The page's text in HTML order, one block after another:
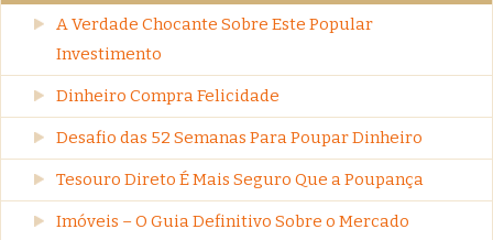
A Verdade Chocante Sobre Este Popular
Investimento
Dinheiro Compra Felicidade
Desafio das 52 Semanas Para Poupar Dinheiro
Tesouro Direto É Mais Seguro Que a Poupança
Imóveis – O Guia Definitivo Sobre o Mercado